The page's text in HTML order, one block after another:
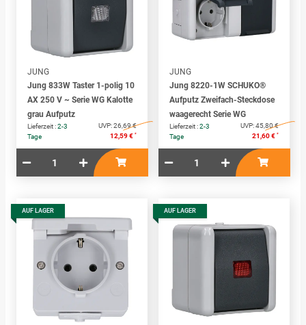
JUNG
Jung 833W Taster 1-polig 10
AX 250 V ~ Serie WG Kalotte
grau Aufputz
Lieferzeit :2-3
Tage
UVP:26,69 €
12,59 € *
JUNG
Jung 8220-1W SCHUKO®
Aufputz Zweifach-Steckdose
waagerecht Serie WG
Lieferzeit :2-3
Tage
UVP:45,80 €
21,60 € *
AUF LAGER AUF LAGER